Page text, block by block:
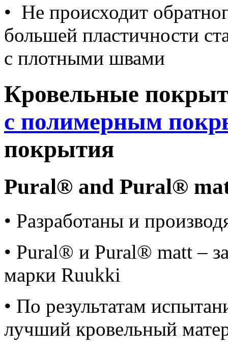
• Не происходит
большей пластичности
с плотными швами
Кровельные
с полимерным
покрытия
Pural® and Pural®
• Разработаны и
• Pural® и Pural® matt –
марки Ruukki
• По результатам
лучший кровельный